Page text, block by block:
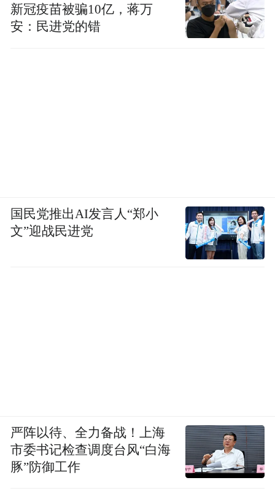
新冠疫苗被骗10亿，蒋万
安：民进党的错
国民党推出AI发言人“郑小
文”迎战民进党
严阵以待、全力备战！上海
市委书记检查调度台风“白海
豚”防御工作